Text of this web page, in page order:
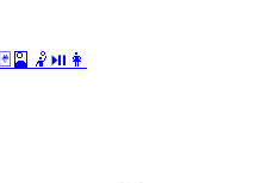
🃏 🎴 🤾 ⏯️ 👩